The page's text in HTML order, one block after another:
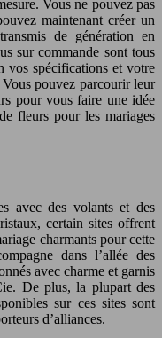
Vous ne pouvez pas
maintenant créer un
de génération en
sur commande sont tous
vos spécifications et votre
Vous pouvez parcourir leur
pour vous faire une idée
fleurs pour les mariages
avec des volants et des
certain sites offrent
charmants pour cette
dans l’allée des
avec charme et garnis
De plus, la plupart des
sur ces sites sont
d’alliances.